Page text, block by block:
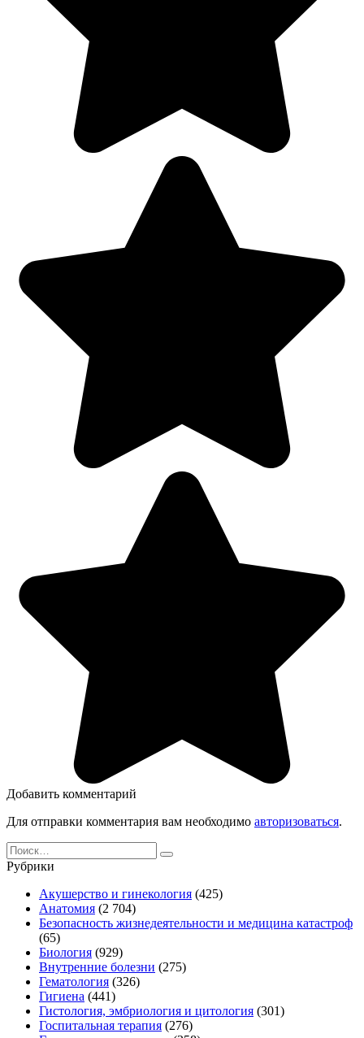
Добавить комментарий
Для отправки комментария вам необходимо авторизоваться.
Search
for:
Рубрики
Акушерство и гинекология (425)
Анатомия (2 704)
Безопасность жизнедеятельности и медицина катастроф
(65)
Биология (929)
Внутренние болезни (275)
Гематология (326)
Гигиена (441)
Гистология, эмбриология и цитология (301)
Госпитальная терапия (276)